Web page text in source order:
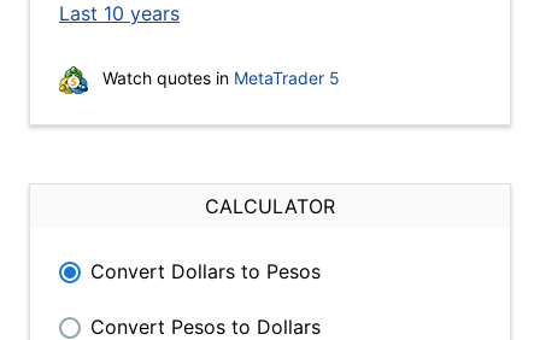
Last 10 years
Watch quotes in MetaTrader 5
CALCULATOR
Convert Dollars to Pesos
Convert Pesos to Dollars